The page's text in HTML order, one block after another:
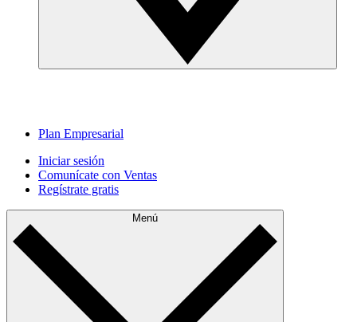
Plan Empresarial
Iniciar sesión
Comunícate con Ventas
Regístrate gratis
Menú